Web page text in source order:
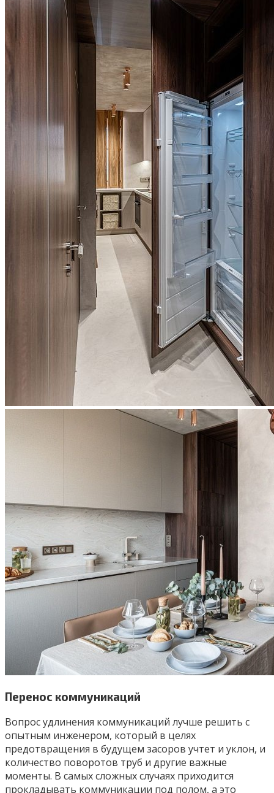
Перенос коммуникаций
Вопрос удлинения коммуникаций лучше решить с
опытным инженером, который в целях
предотвращения в будущем засоров учтет и уклон, и
количество поворотов труб и другие важные
моменты. В самых сложных случаях приходится
прокладывать коммуникации под полом, а это